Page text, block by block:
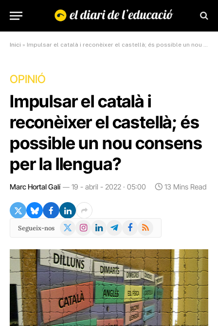
Inici » Impulsar el català i reconèixer el castellà; és possible un nou consens per la llengua?
OPINIÓ
Impulsar el català i
reconèixer el castellà; és
possible un nou consens
per la llengua?
Marc Hortal Galí 19 - abril - 2022 · 05:00 13 Mins Read
Segueix-nos
X
Instagram
LinkedInTelegramFacebook
RSS